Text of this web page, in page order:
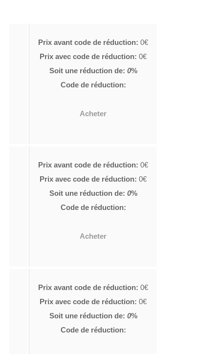
Prix avant code de réduction: 0€
Prix avec code de réduction: 0€
Soit une réduction de: 0%
Code de réduction:
Acheter
Prix avant code de réduction: 0€
Prix avec code de réduction: 0€
Soit une réduction de: 0%
Code de réduction:
Acheter
Prix avant code de réduction: 0€
Prix avec code de réduction: 0€
Soit une réduction de: 0%
Code de réduction: